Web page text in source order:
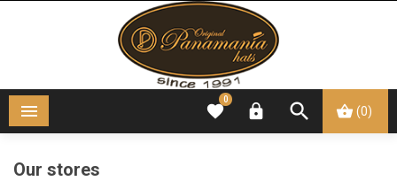
  (0)


0
Our stores